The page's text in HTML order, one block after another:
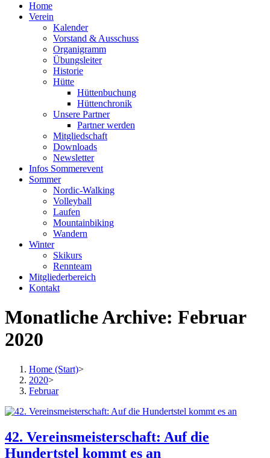
Home
Verein
Kalender
Vorstand & Ausschuss
Organigramm
Übungsleiter
Historie
Hütte
Hüttenbuchung
Hüttenchronik
Unsere Partner
Partner werden
Mitgliedschaft
Downloads
Newsletter
Infos Sommerevent
Sommer
Nordic-Walking
Volleyball
Laufen
Mountainbiking
Wandern
Winter
Skikurs
Rennteam
Mitgliederbereich
Kontakt
Monatliche Archive: Februar
2020
Home (Start)>
2020>
Februar
42. Vereinsmeisterschaft: Auf die
Hundertstel kommt es an